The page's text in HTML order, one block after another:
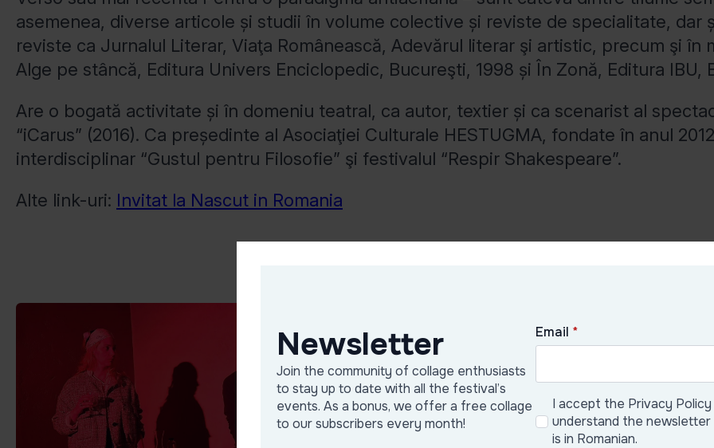
asemenea, diverse articole și studii în volume colective și reviste de specialitate,
reviste ca Jurnalul Literar, Viaţa Românească, Adevărul literar şi artistic, precum şi în
Alge pe stâncă, Editura Univers Enciclopedic, Bucureşti, 1998 și În Zonă, Editura IBU,
Are o bogată activitate și în domeniu teatral, ca autor, textier și ca scenarist al
“iCarus” (2016). Ca președinte al Asociaţiei Culturale HESTUGMA, fondate în anul
interdisciplinar “Gustul pentru Filosofie” şi festivalul “Respir Shakespeare”.
Alte link-uri: Invitat la Nascut in Romania
Newsletter
Join the community of collage enthusiasts
to stay up to date with all the festival’s
events. As a bonus, we offer a free collage
to our subscribers every month!
Email *
I accept the Privacy Policy
understand the newsletter
is in Romanian.